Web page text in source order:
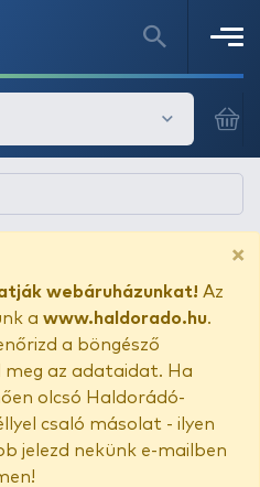
×
webáruházunkat! Az
a www.haldorado.hu.
a böngésző
az adataidat. Ha
olcsó Haldorádó-
csaló másolat - ilyen
jelezd nekünk e-mailben